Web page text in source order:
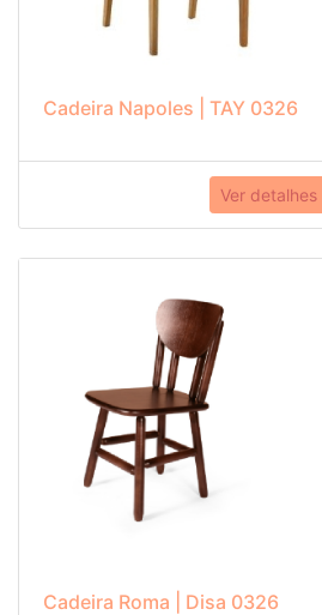
Cadeira Napoles | TAY 0326
Ver detalhes
Cadeira Roma | Disa 0326